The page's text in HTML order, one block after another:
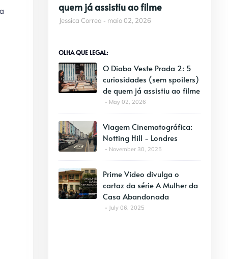
quem já assistiu ao filme
Jessica Correa maio 02, 2026
OLHA QUE LEGAL:
O Diabo Veste Prada 2: 5
curiosidades (sem spoilers)
de quem já assistiu ao filme
May 02, 2026
Viagem Cinematográfica:
Notting Hill - Londres
November 30, 2025
Prime Video divulga o
cartaz da série A Mulher da
Casa Abandonada
July 06, 2025